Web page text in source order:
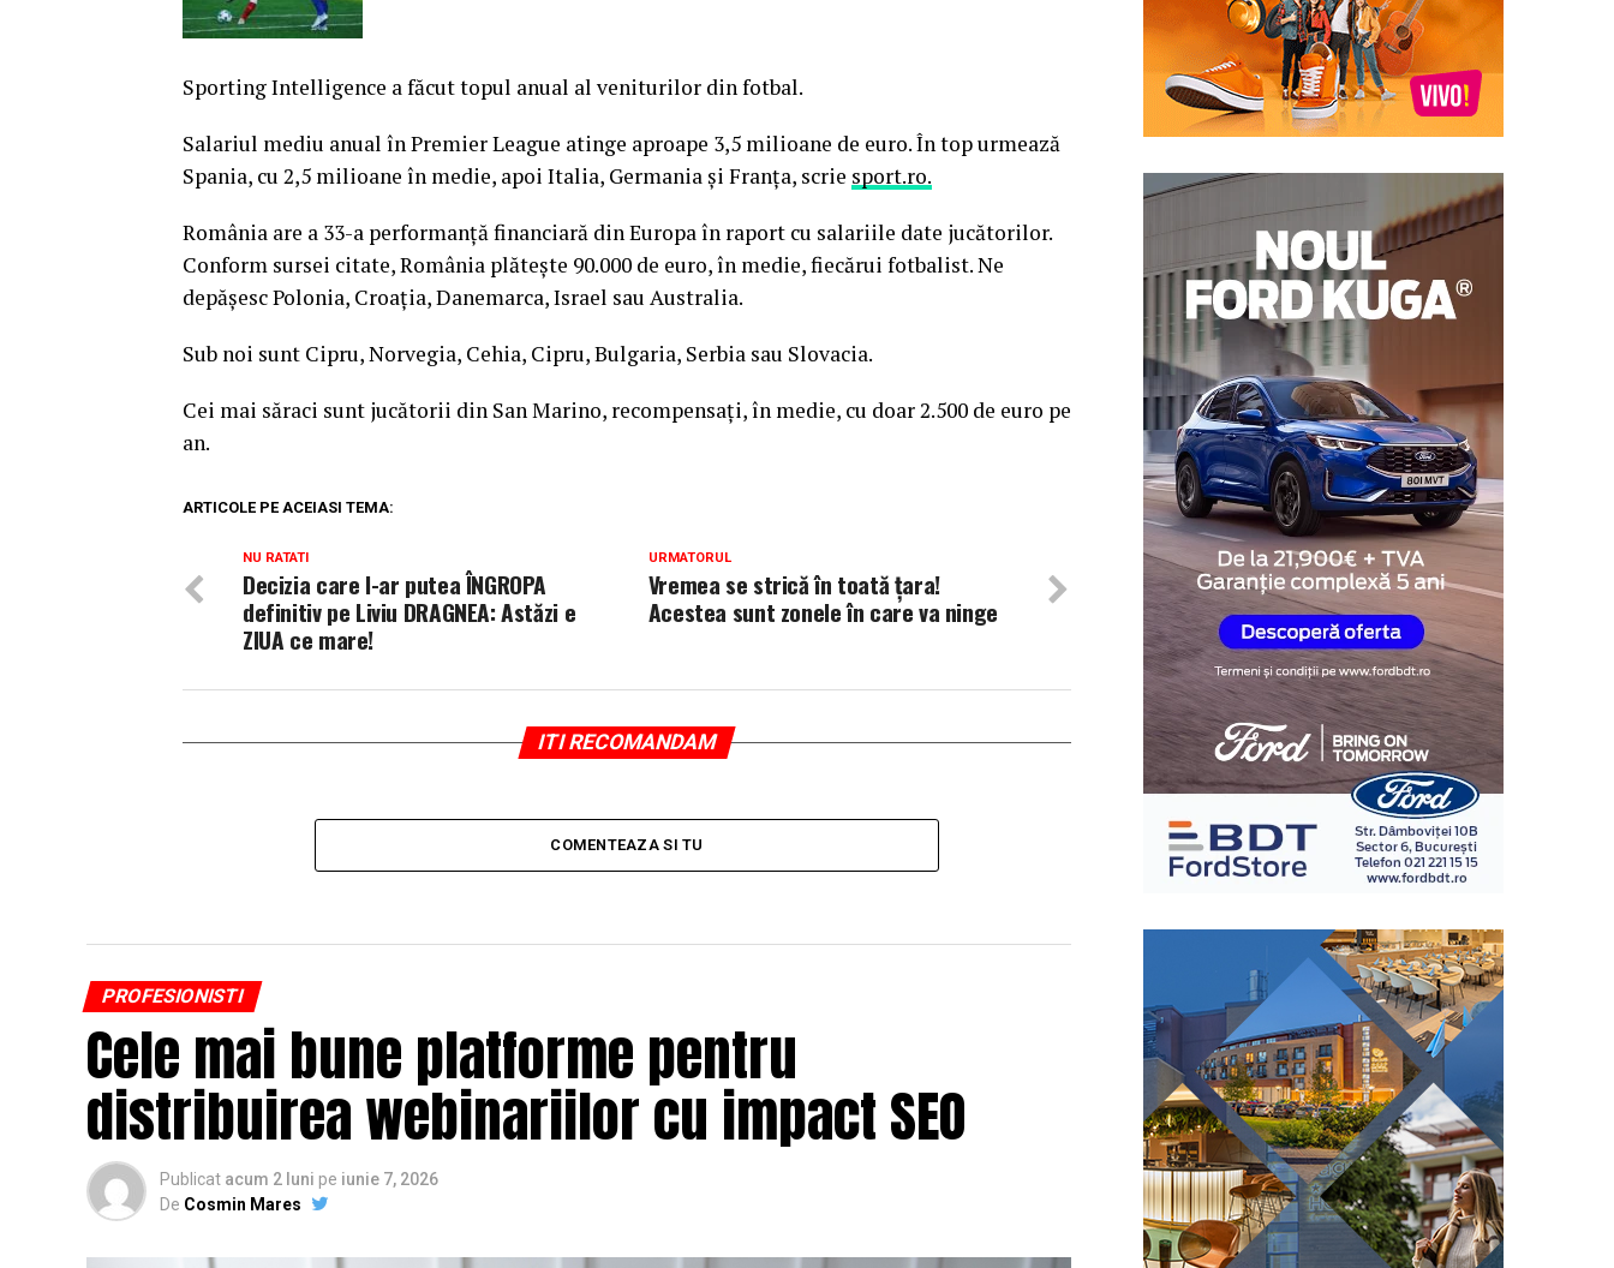
Sporting Intelligence a făcut topul anual al veniturilor din fotbal.
Salariul mediu anual în Premier League atinge aproape 3,5 milioane de euro. În top urmează
Spania, cu 2,5 milioane în medie, apoi Italia, Germania şi Franţa, scrie sport.ro.
România are a 33-a performanţă financiară din Europa în raport cu salariile date jucătorilor.
Conform sursei citate, România plăteşte 90.000 de euro, în medie, fiecărui fotbalist. Ne
depăşesc Polonia, Croaţia, Danemarca, Israel sau Australia.
Sub noi sunt Cipru, Norvegia, Cehia, Cipru, Bulgaria, Serbia sau Slovacia.
Cei mai săraci sunt jucătorii din San Marino, recompensaţi, în medie, cu doar 2.500 de euro pe
an.
ARTICOLE PE ACEIASI TEMA:
URMATORUL
Vremea se strică în toată țara!
Acestea sunt zonele în care va ninge
NU RATATI
Decizia care l-ar putea ÎNGROPA
definitiv pe Liviu DRAGNEA: Astăzi e
ZIUA ce mare!
ITI RECOMANDAM
COMENTEAZA SI TU
PROFESIONISTI
Cele mai bune platforme pentru
distribuirea webinariilor cu impact SEO
Publicat acum 2 luni pe iunie 7, 2026
De Cosmin Mares